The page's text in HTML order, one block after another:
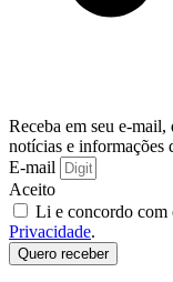
Receba em seu e-
notícias e informações
E-mail
Aceito
Li e concordo com
Privacidade.
Quero receber